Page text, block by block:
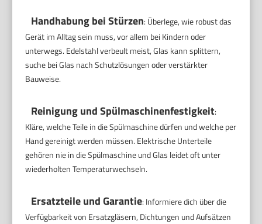
Handhabung bei Stürzen: Überlege, wie robust das
Gerät im Alltag sein muss, vor allem bei Kindern oder
unterwegs. Edelstahl verbeult meist, Glas kann splittern,
suche bei Glas nach Schutzlösungen oder verstärkter
Bauweise.
Reinigung und Spülmaschinenfestigkeit:
Kläre, welche Teile in die Spülmaschine dürfen und welche per
Hand gereinigt werden müssen. Elektrische Unterteile
gehören nie in die Spülmaschine und Glas leidet oft unter
wiederholten Temperaturwechseln.
Ersatzteile und Garantie: Informiere dich über die
Verfügbarkeit von Ersatzgläsern, Dichtungen und Aufsätzen